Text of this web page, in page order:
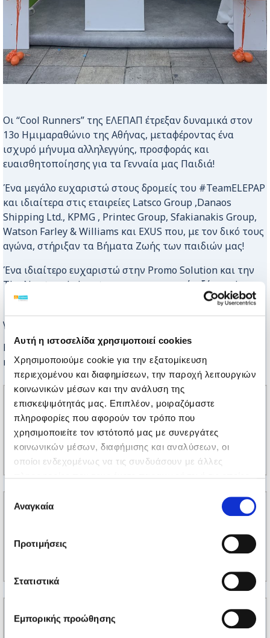
Αυτή η ιστοσελίδα χρησιμοποιεί cookies
Χρησιμοποιούμε cookie για την εξατομίκευση
περιεχομένου και διαφημίσεων, την παροχή λειτουργιών
κοινωνικών μέσων και την ανάλυση της
επισκεψιμότητάς μας. Επιπλέον, μοιραζόμαστε
πληροφορίες που αφορούν τον τρόπο που
χρησιμοποιείτε τον ιστότοπό μας με συνεργάτες
κοινωνικών μέσων, διαφήμισης και αναλύσεων, οι
οποίοι ενδεχομένως να τις συνδυάσουν με άλλες
των υπηρεσιών τους.
Επιλογή
συγκατάθεσης
Αναγκαία
Προτιμήσεις
Στατιστικά
Εμπορικής προώθησης
Οι “Cool Runners” της ΕΛΕΠΑΠ έτρεξαν δυναμικά στον
13ο Ημιμαραθώνιο της Αθήνας, μεταφέροντας ένα
ισχυρό μήνυμα αλληλεγγύης, προσφοράς και
ευαισθητοποίησης για τα Γενναία μας Παιδιά!
Ένα μεγάλο ευχαριστώ στους δρομείς του #TeamELEPAP
και ιδιαίτερα στις εταιρείες Latsco Group ,Danaos
Shipping Ltd., KPMG , Printec Group, Sfakianakis Group,
Watson Farley & Williams και EXUS που, με τον δικό τους
αγώνα, στήριξαν τα Βήματα Ζωής των παιδιών μας!
Ένα ιδιαίτερο ευχαριστώ στην Promo Solution και την
The Newtons Laboratory για την υποστήριξή τους!
Ευχαριστούμε θερμά και τους Ωραίους μας Εθελοντές
για την πολύτιμη βοήθειά τους!
Είναι μεγάλη μας χαρά που βρίσκεστε στο πλευρό μας
και σας ευχαριστούμε όλους από καρδιάς!